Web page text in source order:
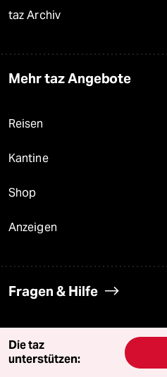
taz Archiv
Mehr taz Angebote
Reisen
Kantine
Shop
Anzeigen
Fragen & Hilfe
Aboservice
Die taz
unterstützen: